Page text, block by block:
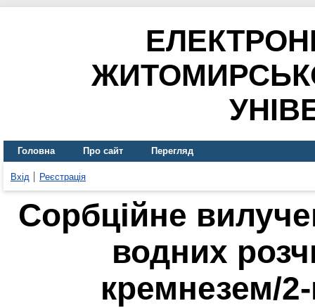
Головна Про сайт Перегляд
Вхід Реєстрація
Сорбційне
водних
кремнезем/